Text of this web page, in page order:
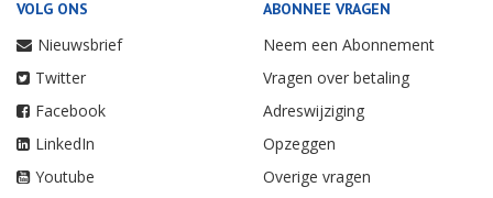
VOLG ONS
Nieuwsbrief
Twitter
Facebook
LinkedIn
Youtube
ABONNEE VRAGEN
Neem een Abonnement
Vragen over betaling
Adreswijziging
Opzeggen
Overige vragen